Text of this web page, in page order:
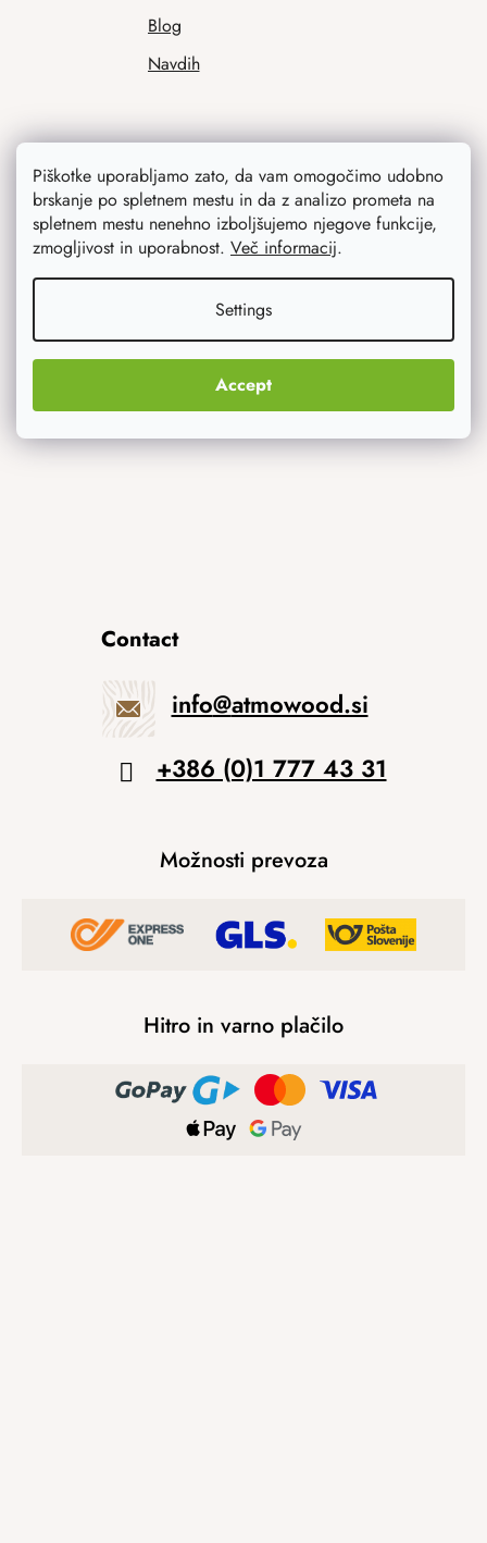
Piškotke uporabljamo zato, da vam omogočimo udobno
brskanje po spletnem mestu in da z analizo prometa na
spletnem mestu nenehno izboljšujemo njegove funkcije,
zmogljivost in uporabnost. Več informacij.
Settings
Accept
Blog
Navdih
Kaj vas najbolj zanima
Contact
info@atmowood.si
+386 (0)1 777 43 31
Možnosti prevoza
Hitro in varno plačilo